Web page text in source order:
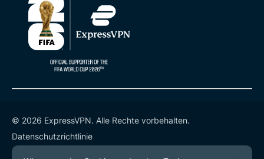
© 2026 ExpressVPN. Alle Rechte vorbehalten.
Datenschutzrichtlinie
Servicebedingungen